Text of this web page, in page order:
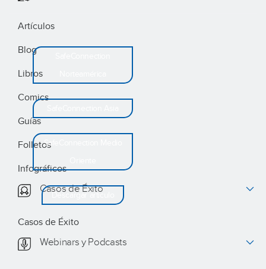
Artículos
Blog
Libros
Comics
Guías
Folletos
Infográficos
Casos de Éxito
Casos de Éxito
Webinars y Podcasts
SafeConnection Medio
Descargar artículo
Descargar: #3
– Cero daños:
mentalidad o